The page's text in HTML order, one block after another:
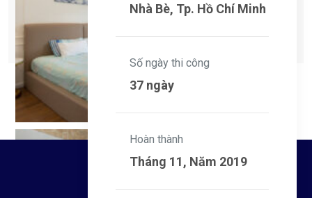
Nhà Bè, Tp. Hồ Chí Minh
Số ngày thi công
37 ngày
Hoàn thành
Tháng 11, Năm 2019
The View Riviera Point